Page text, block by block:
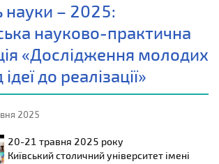
науки – 2025:
науково-практична
«Дослідження молодих
до реалізації»
2025
20-21 травня 2025 року
Київський столичний університет імені